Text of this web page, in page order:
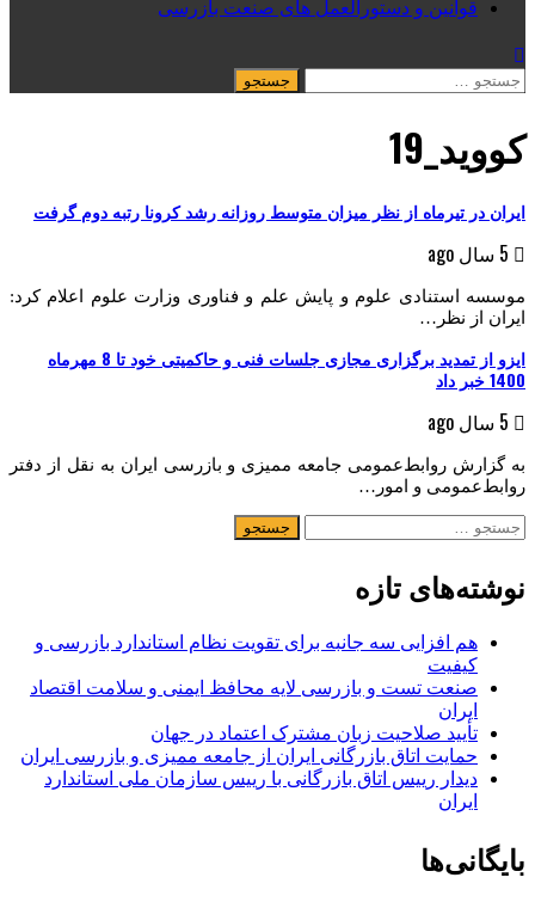
قوانین و دستورالعمل های صنعت بازرسی
جستجو
کووید_19
ایران در تیرماه از نظر میزان متوسط روزانه رشد کرونا رتبه دوم گرفت
موسسه استنادی علوم و پایش علم و فناوری وزارت علوم اعلام کرد:
ایران از نظر…
ایزو از تمدید برگزاری مجازی جلسات فنی و حاکمیتی خود تا 8 مهرماه
1400 خبر داد
به گزارش روابط‌عمومی جامعه ممیزی و بازرسی ایران به نقل از دفتر
روابط‌عمومی و امور…
جستجو
نوشته‌های تازه
هم افزایی سه جانبه برای تقویت نظام استاندارد بازرسی و
کیفیت
صنعت تست و بازرسی لایه محافظ ایمنی و سلامت اقتصاد
ایران
تأیید صلاحیت زبان مشترک اعتماد در جهان
حمایت اتاق بازرگانی ایران از جامعه ممیزی و بازرسی ایران
دیدار رییس اتاق بازرگانی با رییس سازمان ملی استاندارد
ایران
بایگانی‌ها